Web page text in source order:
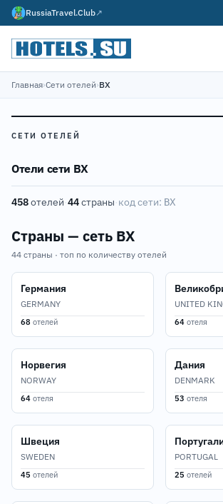
RussiaTravel.Club↗
Главная›Сети отелей›BX
СЕТИ ОТЕЛЕЙ
Отели сети BX
458отелей·44страны·код сети: BX
Страны — сеть BX
44 страны · топ по количеству отелей
Германия
GERMANY
68 отелей
UNITED
64 отеля
Норвегия
NORWAY
64 отеля
Дания
DENMARK
53 отеля
Швеция
SWEDEN
45 отелей
PORTUGAL
25 отелей